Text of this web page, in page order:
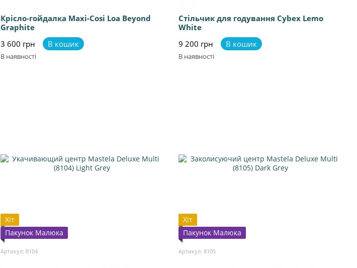
Крісло-гойдалка Maxi-Cosi Loa Beyond
Graphite
3 600 грн
В кошик
В наявності
Стільчик для годування Cybex Lemo
White
9 200 грн
В кошик
В наявності
Хіт
Пакунок Малюка
Артикул: 8104
Хіт
Пакунок Малюка
Артикул: 8105